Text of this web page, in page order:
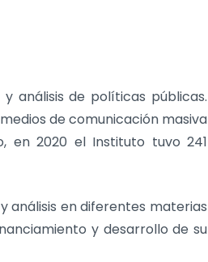
análisis de políticas públicas.
de comunicación masiva
en 2020 el Instituto tuvo 241
análisis en diferentes materias
y desarrollo de su